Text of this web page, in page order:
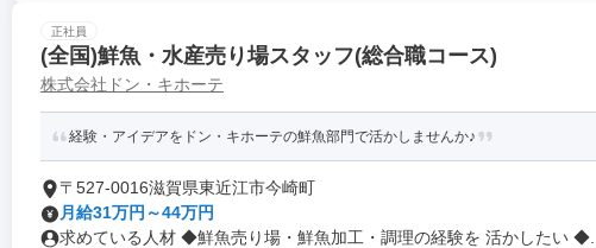
正社員
(全国)鮮魚・水産売り場スタッフ(総合職コース)
株式会社ドン・キホーテ
経験・アイデアをドン・キホーテの鮮魚部門で活かしませんか♪
〒527-0016滋賀県東近江市今崎町
月給31万円～44万円
求めている人材 ◆鮮魚売り場・鮮魚加工・調理の経験を 活かしたい ◆...